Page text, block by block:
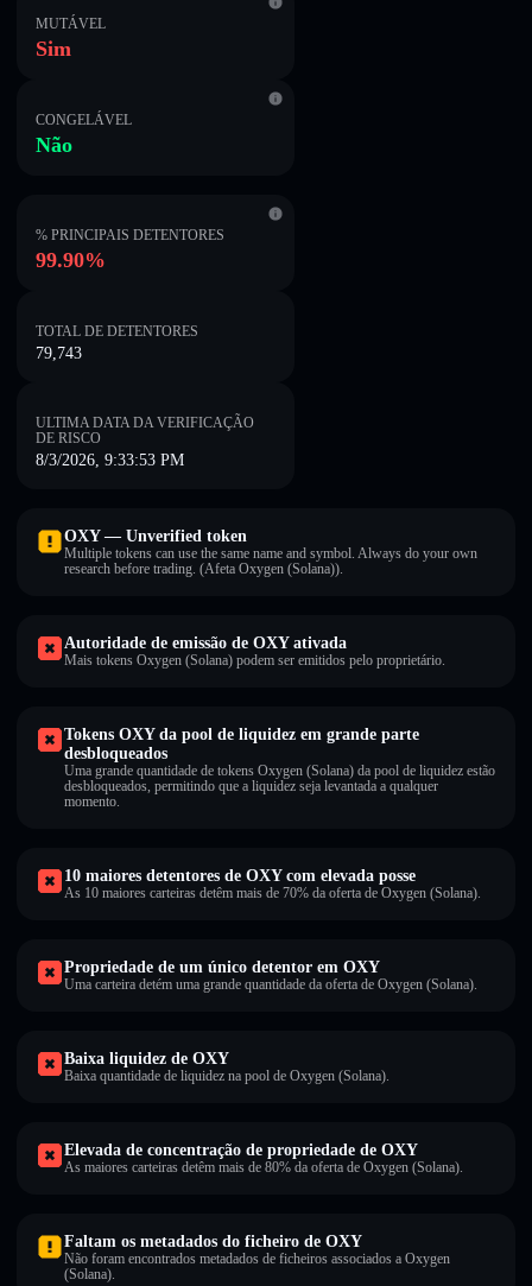
MUTÁVEL
Sim
CONGELÁVEL
Não
% PRINCIPAIS DETENTORES
99.90%
TOTAL DE DETENTORES
79,743
ULTIMA DATA DA VERIFICAÇÃO
DE RISCO
8/3/2026, 9:33:53 PM
OXY — Unverified token
Multiple tokens can use the same name and symbol. Always do your own
research before trading. (Afeta Oxygen (Solana)).
Autoridade de emissão de OXY ativada
Mais tokens Oxygen (Solana) podem ser emitidos pelo proprietário.
Tokens OXY da pool de liquidez em grande parte
desbloqueados
Uma grande quantidade de tokens Oxygen (Solana) da pool de liquidez estão
desbloqueados, permitindo que a liquidez seja levantada a qualquer
momento.
10 maiores detentores de OXY com elevada posse
As 10 maiores carteiras detêm mais de 70% da oferta de Oxygen (Solana).
Propriedade de um único detentor em OXY
Uma carteira detém uma grande quantidade da oferta de Oxygen (Solana).
Baixa liquidez de OXY
Baixa quantidade de liquidez na pool de Oxygen (Solana).
Elevada de concentração de propriedade de OXY
As maiores carteiras detêm mais de 80% da oferta de Oxygen (Solana).
Faltam os metadados do ficheiro de OXY
Não foram encontrados metadados de ficheiros associados a Oxygen
(Solana).